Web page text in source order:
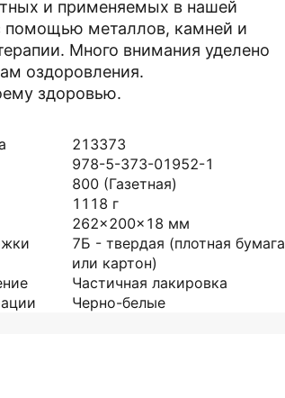
и применяемых в нашей
помощью металлов, камней и
Много внимания уделено
оздоровления.
здоровью.
213373
978-5-373-01952-1
800 (Газетная)
1118 г
262x200x18 мм
7Б - твердая (плотная бумага
или картон)
Частичная лакировка
Черно-белые